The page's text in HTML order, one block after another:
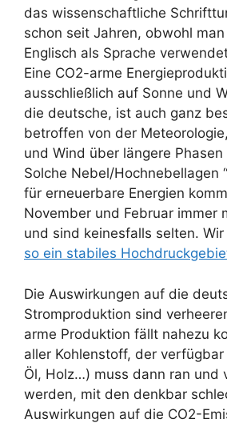
das wissenschaftliche
schon seit Jahren, obwohl
Englisch als Sprache
Eine CO2-arme
ausschließlich auf Sonne und
die deutsche, ist auch ganz
betroffen von der
und Wind über längere
Solche Nebel/Hochnebellagen
für erneuerbare Energien
November und Februar immer
und sind keinesfalls selten.
so ein stabiles
Die Auswirkungen auf die
Stromproduktion sind
arme Produktion fällt nahezu
aller Kohlenstoff, der verfügbar
Öl, Holz…) muss dann ran und
werden, mit den denkbar
Auswirkungen auf die CO2-